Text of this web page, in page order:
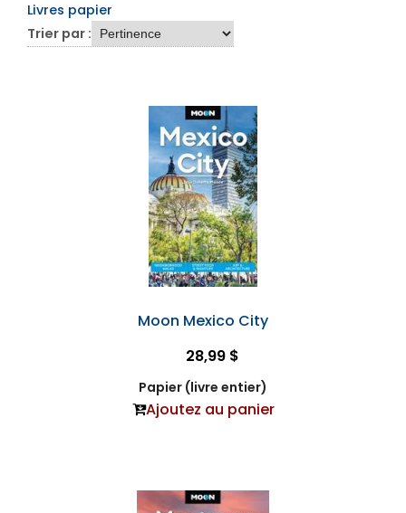
Livres papier
Trier par :
Moon Mexico City
28,99 $
Papier (livre entier)
Ajoutez au panier